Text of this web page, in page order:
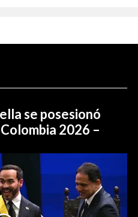
se posesionó
2026 –